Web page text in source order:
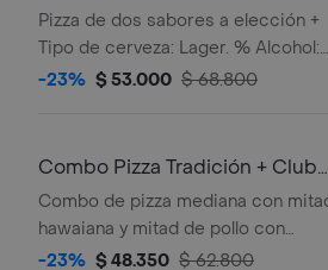
+ Club Colombiana Dorada
330ml
Pizza de dos sabores a elección +
Tipo de cerveza: Lager. % Alcohol:
4.7%. País de origen: Colombia
-23% $ 53.000 $ 68.800
Combo Pizza Tradición + Club
col. Dorada Lta 330ml
Combo de pizza mediana con
hawaiana y mitad de pollo con
champiñones, acompañado de una
-23% $ 48.350 $ 62.800